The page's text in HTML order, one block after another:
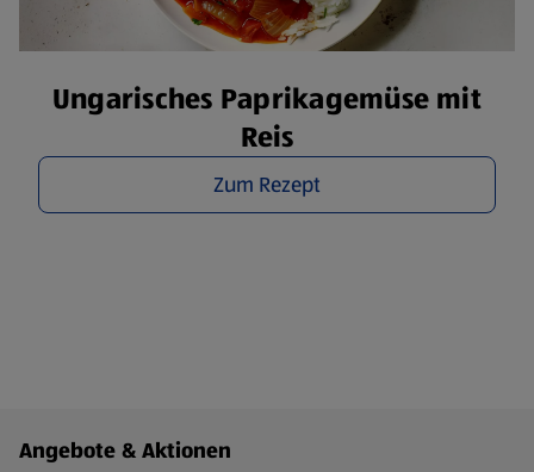
Ungarisches Paprikagemüse mit
Reis
Zum Rezept
Fußzeilenmenü - weitere Links
Angebote & Aktionen